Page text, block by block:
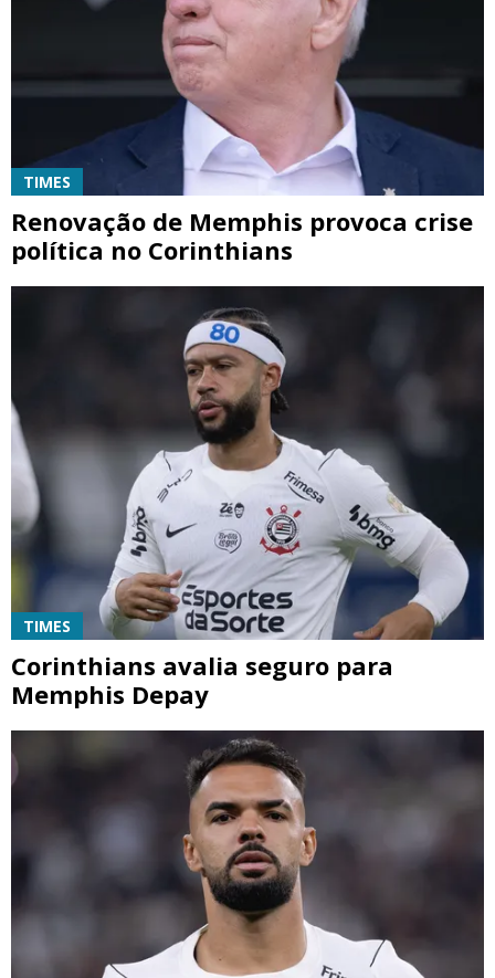
TIMES
Renovação de Memphis provoca crise
política no Corinthians
TIMES
Corinthians avalia seguro para
Memphis Depay